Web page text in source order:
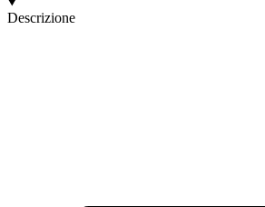
Descrizione